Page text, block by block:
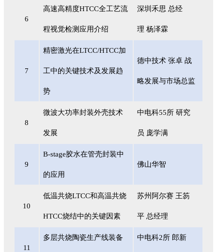
6
高速高精度HTCC全工艺流
程视觉检测应用介绍
深圳禾思 总经
理 杨泽霖
7
精密激光在LTCC/HTCC加
工中的关键技术及发展趋
势
德中技术 张卓 战
略发展与市场总监
8
微波大功率封装外壳技术
发展
中电科55所 研究
员 庞学满
9
B-stage胶水在管壳封装中
的应用
佛山华智
10
低温共烧LTCC和高温共烧
HTCC烧结中的关键因素
苏州阿尔赛 王笏
平 总经理
11
多层共烧陶瓷生产线装备 中电科2所 郎新